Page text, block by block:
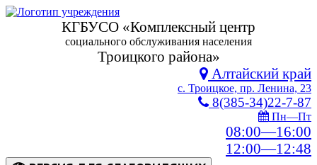
КГБУСО «Комплексный центр
социального обслуживания населения
Троицкого района»
Алтайский край
с. Троицкое, пр. Ленина, 23
8(385-34)22-7-87
Пн—Пт
08:00—16:00
12:00—12:48